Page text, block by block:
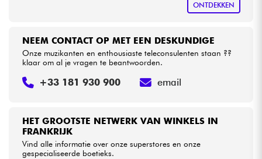
• Star'SMusicPARIS
•
ONTDEKKEN
HET GROOTSTE NETWERK VAN WINKELS IN
FRANKRIJK
Vind alle informatie over onze superstores en onze
gespecialiseerde boetieks.
NEEM CONTACT OP MET EEN DESKUNDIGE
Onze muzikanten en enthousiaste teleconsulenten staan ??
klaar om al je vragen te beantwoorden.
+33 181 930 900 email